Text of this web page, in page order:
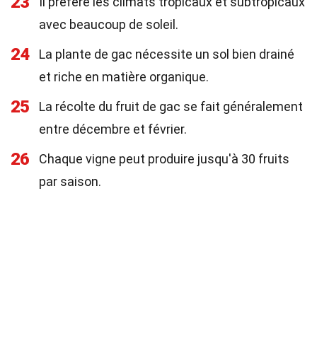
avec beaucoup de soleil.
24
La plante de gac nécessite un sol bien drainé
et riche en matière organique.
25
La récolte du fruit de gac se fait généralement
entre décembre et février.
26
Chaque vigne peut produire jusqu'à 30 fruits
par saison.